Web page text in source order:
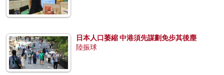
日本人口萎縮 中港須先謀劃免步其後塵
陸振球